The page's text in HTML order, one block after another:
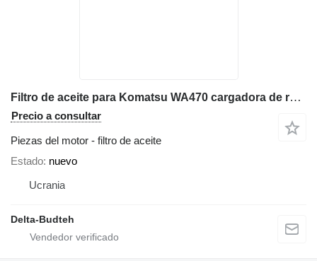
Filtro de aceite para Komatsu WA470 cargadora de ruedas
Precio a consultar
Piezas del motor - filtro de aceite
Estado nuevo
Ucrania
Delta-Budteh